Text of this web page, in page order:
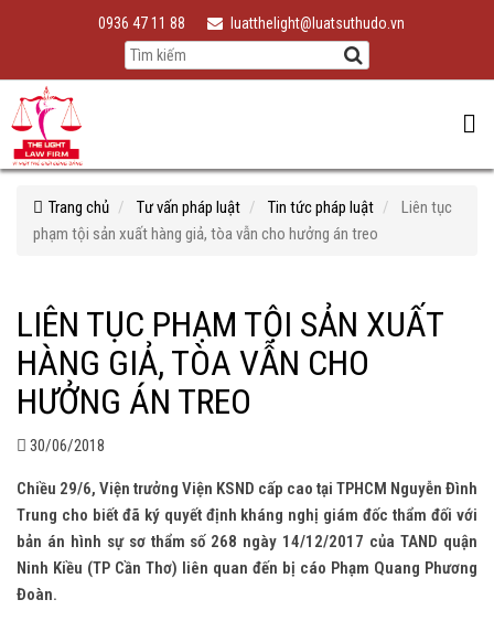
0936 47 11 88 luatthelight@luatsuthudo.vn
Trang chủ Tư vấn pháp luật Tin tức pháp luật
Liên tục
phạm tội sản xuất hàng giả, tòa vẫn cho hưởng án treo
LIÊN TỤC PHẠM TỘI SẢN XUẤT
HÀNG GIẢ, TÒA VẪN CHO
HƯỞNG ÁN TREO
30/06/2018
Chiều 29/6, Viện trưởng Viện KSND cấp cao tại TPHCM Nguyễn Đình
Trung cho biết đã ký quyết định kháng nghị giám đốc thẩm đối với
bản án hình sự sơ thẩm số 268 ngày 14/12/2017 của TAND quận
Ninh Kiều (TP Cần Thơ) liên quan đến bị cáo Phạm Quang Phương
Đoàn.